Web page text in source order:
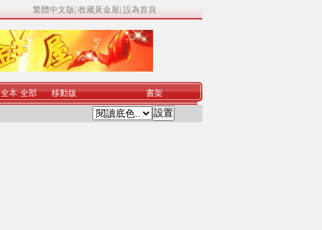
繁體中文版 收藏黃金屋 設為首頁
全本·全部 移動版 書架